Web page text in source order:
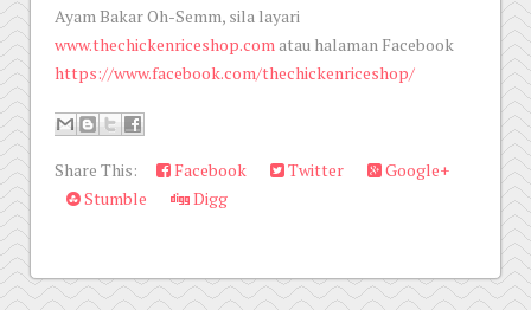
Ayam Bakar Oh-Semm, sila layari
www.thechickenriceshop.comatau halaman Facebook
https://www.facebook.com/thechickenriceshop/
Share This: Facebook Twitter
Google+
Stumble
Digg